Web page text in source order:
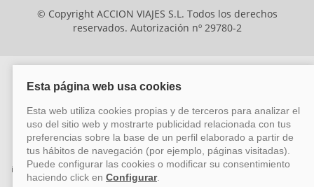
© Copyright ACCION VIAJES S.L. Todos los derechos
reservados. Autorización nº 29780-2
ACCION VIAJES SL ha sido beneficiaria del Fondo Europeo de Desarrollo
Regional (FEDER), cuyo objetivo es mejorar la competitividad de las pymes
mediante el impulso de la innovación, el desarrollo tecnológico, la
investigación de calidad y el uso seguro y fiable del ciberespacio. Gracias a
esta financiación, la empresa ha puesto en marcha un Plan de Acción